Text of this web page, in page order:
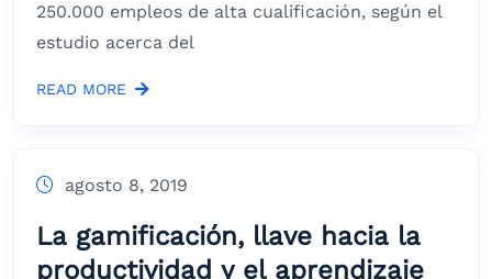
250.000 empleos de alta cualificación, según el
estudio acerca del
READ MORE
agosto 8, 2019
La gamificación, llave hacia la
productividad y el aprendizaje